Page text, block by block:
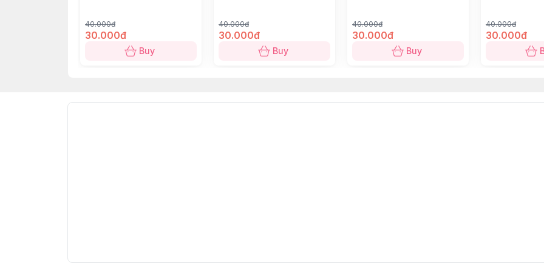
40.000đ
30.000đ
Buy
40.000đ
30.000đ
Buy
40.000đ
30.000đ
Buy
40.000đ
30.000đ